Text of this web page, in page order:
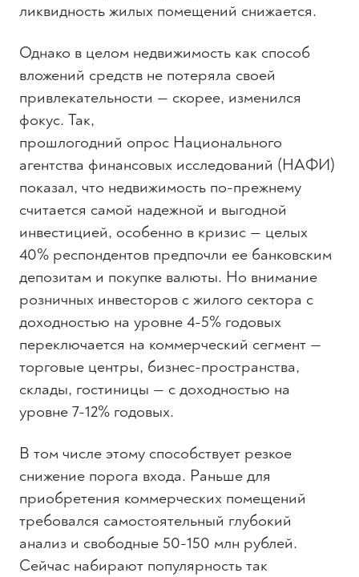
ликвидность жилых помещений снижается.
Однако в целом недвижимость как способ
вложений средств не потеряла своей
привлекательности — скорее, изменился
фокус. Так,
прошлогодний опрос Национального
агентства финансовых исследований (НАФИ)
показал, что недвижимость по-прежнему
считается самой надежной и выгодной
инвестицией, особенно в кризис — целых
40% респондентов предпочли ее банковским
депозитам и покупке валюты. Но внимание
розничных инвесторов с жилого сектора с
доходностью на уровне 4-5% годовых
переключается на коммерческий сегмент —
торговые центры, бизнес-пространства,
склады, гостиницы — с доходностью на
уровне 7-12% годовых.
В том числе этому способствует резкое
снижение порога входа. Раньше для
приобретения коммерческих помещений
требовался самостоятельный глубокий
анализ и свободные 50-150 млн рублей.
Сейчас набирают популярность так